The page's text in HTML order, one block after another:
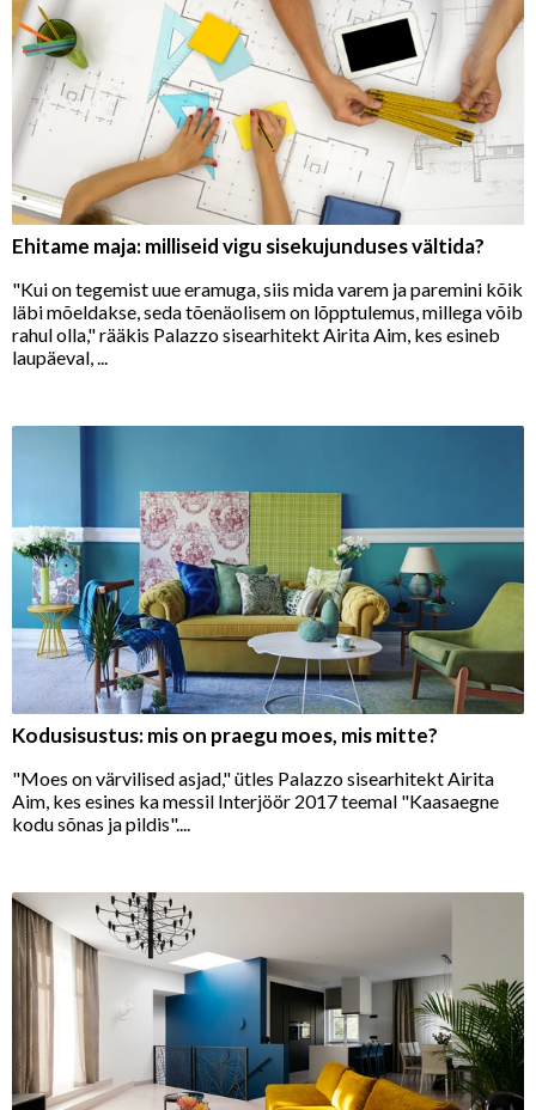
Ehitame maja: milliseid vigu sisekujunduses vältida?
"Kui on tegemist uue eramuga, siis mida varem ja paremini kõik
läbi mõeldakse, seda tõenäolisem on lõpptulemus, millega võib
rahul olla," rääkis Palazzo sisearhitekt Airita Aim, kes esineb
laupäeval, ...
Kodusisustus: mis on praegu moes, mis mitte?
"Moes on värvilised asjad," ütles Palazzo sisearhitekt Airita
Aim, kes esines ka messil Interjöör 2017 teemal "Kaasaegne
kodu sõnas ja pildis"....